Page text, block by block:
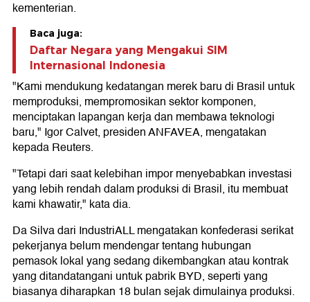
kementerian.
Baca juga:
Daftar Negara yang Mengakui SIM
Internasional Indonesia
"Kami mendukung kedatangan merek baru di Brasil untuk
memproduksi, mempromosikan sektor komponen,
menciptakan lapangan kerja dan membawa teknologi
baru," Igor Calvet, presiden ANFAVEA, mengatakan
kepada Reuters.
"Tetapi dari saat kelebihan impor menyebabkan investasi
yang lebih rendah dalam produksi di Brasil, itu membuat
kami khawatir," kata dia.
Da Silva dari IndustriALL mengatakan konfederasi serikat
pekerjanya belum mendengar tentang hubungan
pemasok lokal yang sedang dikembangkan atau kontrak
yang ditandatangani untuk pabrik BYD, seperti yang
biasanya diharapkan 18 bulan sejak dimulainya produksi.